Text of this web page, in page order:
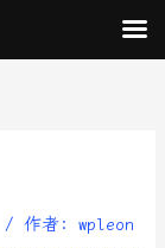
/ 作者:wpleon